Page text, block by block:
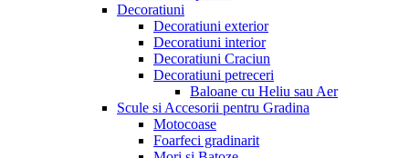
Decoratiuni
Decoratiuni exterior
Decoratiuni interior
Decoratiuni Craciun
Decoratiuni petreceri
Baloane cu Heliu sau Aer
Scule si Accesorii pentru Gradina
Motocoase
Foarfeci gradinarit